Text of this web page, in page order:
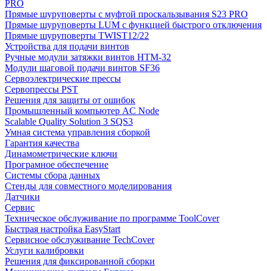
PRO
Прямые шуруповерты с муфтой проскальзывания S23 PRO
Прямые шуруповерты LUM с функцией быстрого отключения
Прямые шуруповерты TWIST12/22
Устройства для подачи винтов
Ручные модули затяжки винтов HTM-32
Модули шаговой подачи винтов SF36
Сервоэлектрические прессы
Сервопрессы PST
Решения для защиты от ошибок
Промышленный компьютер AC Node
Scalable Quality Solution 3 SQS3
Умная система управления сборкой
Гарантия качества
Динамометрические ключи
Програмное обеспечение
Системы сбора данных
Стенды для совместного моделирования
Датчики
Сервис
Техническое обслуживание по программе ToolCover
Быстрая настройка EasyStart
Cервисное обслуживание TechCover
Услуги калибровки
Решения для фиксированной сборки